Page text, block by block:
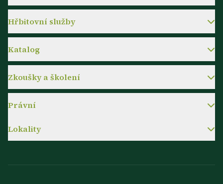
Hřbitovní služby
Katalog
Zkoušky a školení
Právní
Lokality